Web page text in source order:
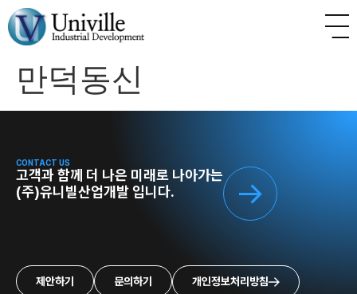
만덕동신
CONTACT US
고객과 함께 더 나은 미래로 나아가는
(주)유니빌산업개발 입니다.
제안하기 문의하기 개인정보처리방침